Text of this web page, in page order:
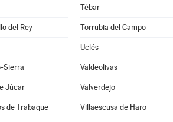
Tébar
del Rey Torrubia del Campo
Uclés
Sierra Valdeolivas
Júcar Valverdejo
de Trabaque Villaescusa de Haro